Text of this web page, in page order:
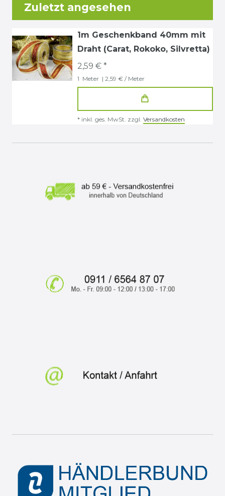
Zuletzt angesehen
1m Geschenkband 40mm mit
Draht (Carat, Rokoko, Silvretta)
2,59 € *
1 Meter | 2,59 € / Meter
* inkl. ges. MwSt. zzgl. Versandkosten